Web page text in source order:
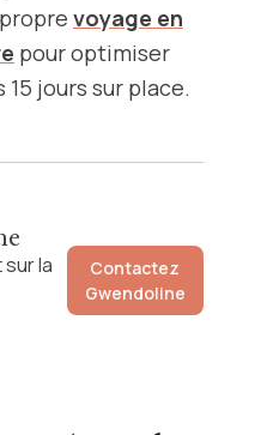
voyage en
pour optimiser
jours sur place.
la
Contactez
Gwendoline